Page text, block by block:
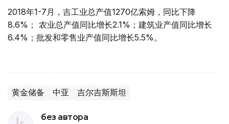
2018年1-7月，吉工业总产值1270亿索姆，同比下降
8.6%； 农业总产值同比增长2.1%；建筑业产值同比增长
6.4%；批发和零售业产值同比增长5.5%。
黄金储备 中亚 吉尔吉斯斯坦
без автора